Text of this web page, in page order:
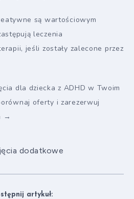
są wartościowym
leczenia
jeśli zostały zalecone przez
dla dziecka z ADHD w Twoim
oferty i zarezerwuj
→
dodatkowe
artykuł: